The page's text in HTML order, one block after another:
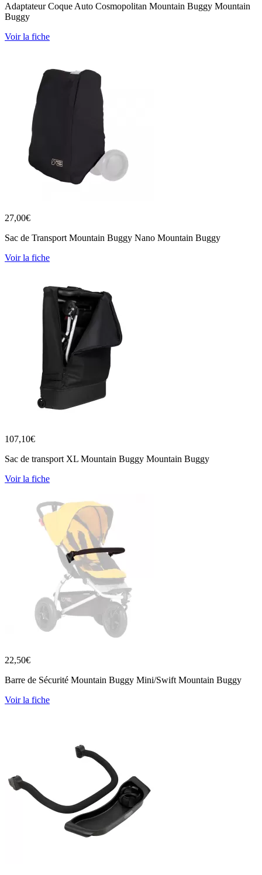
Adaptateur Coque Auto Cosmopolitan Mountain Buggy Mountain
Buggy
Voir la fiche
27,00€
Sac de Transport Mountain Buggy Nano Mountain Buggy
Voir la fiche
107,10€
Sac de transport XL Mountain Buggy Mountain Buggy
Voir la fiche
22,50€
Barre de Sécurité Mountain Buggy Mini/Swift Mountain Buggy
Voir la fiche